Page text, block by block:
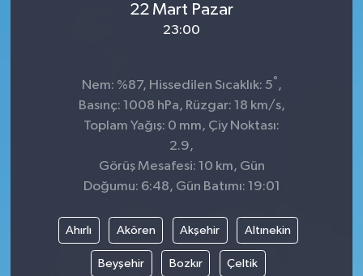
22 Mart Pazar
23:00
Nem: %87, Hissedilen Sıcaklık: 5° ,
Basınç: 1008 hPa, Rüzgar: 18 km/s,
Toplam Yağış: 0 mm, Çiy Noktası:
2.9,
Görüş Mesafesi: 10 km, Gün
Doğumu: 6:48, Gün Batımı: 19:01
Ahırlı Akören Akşehir Altınekin
Beyşehir Bozkır Çeltik